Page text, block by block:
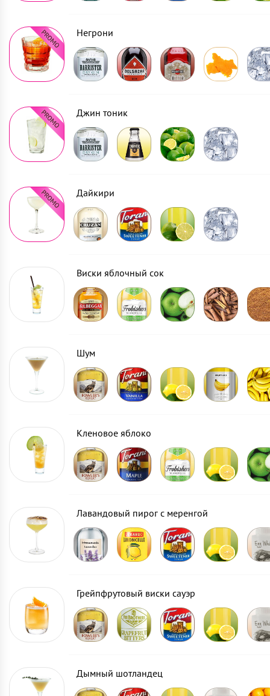
Негрони
Джин тоник
Дайкири
Виски яблочный сок
Шум
Кленовое яблоко
Лавандовый пирог с меренгой
Грейпфрутовый виски сауэр
Дымный шотландец